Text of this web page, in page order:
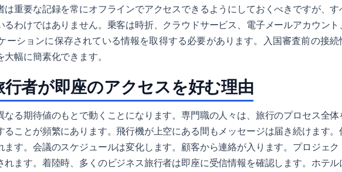
は重要な記録を常にオフラインでアクセスできるようにしておくべきですが、す
るわけではありません。乗客は時折、クラウドサービス、電子メールアカウント、
ーションに保存されている情報を取得する必要があります。入国審査前の接続
幅に簡素化できます。
行者が即座のアクセスを好む理由
なる期待値のもとで動くことになります。専門職の人々は、旅行のプロセス全体
ることが頻繁にあります。飛行機が上空にある間もメッセージは届き続けます。
ます。会議のスケジュールは変化します。顧客から連絡が入ります。プロジェク
れます。着陸時、多くのビジネス旅行者は即座に受信情報を確認します。ホテル